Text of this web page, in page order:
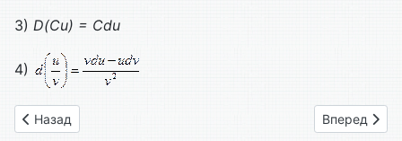
3) D(Cu) = Cdu
4)
Предыдущий: 10. Геометрический смысл дифференциала
Назад Следующий:
Вперед